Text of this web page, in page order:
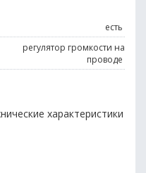
есть
регулятор громкости на
проводе
характеристики